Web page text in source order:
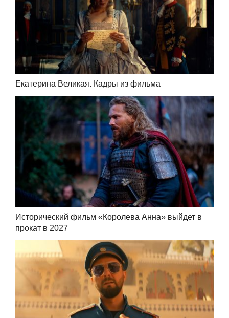
Екатерина Великая. Кадры из фильма
Исторический фильм «Королева Анна» выйдет в
прокат в 2027